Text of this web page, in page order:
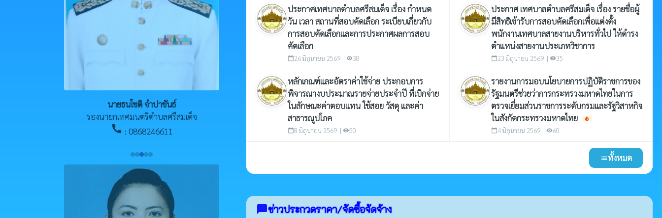
นายธนโชติ จำปาขันธ์
รองนายกเทศมนตรีตำบลศรีสมเด็จ
call : 0868246611
ประกาศเทศบาลตำบลศรีสมเด็จ เรื่อง กำหนด
วัน เวลา สถานที่สอบคัดเลือก ระเบียบเกี่ยวกับ
การสอบคัดเลือกและการประกาศผลการสอบ
คัดเลือก
calendar_today26 มิถุนายน 2569 | visibility38
ประกาศ เทศบาลตำบลศรีสมเด็จ เรื่อง รายชื่อผู้
มีสิทธิเข้ารับการสอบคัดเลือกเพื่อแต่งตั้ง
พนักงานเทศบาลสายงานบริหารทั่วไป ให้ดำรง
ตำแหน่งสายงานประเภทวิชาการ
calendar_today23 มิถุนายน 2569 | visibility35
หลักเกณฑ์และอัตราค่าใช้จ่าย ประกอบการ
พิจารณางบประมาณรายจ่ายประจำปี ที่เบิกจ่าย
ในลักษณะค่าตอบแทน ใช้สอย วัสดุ และค่า
สาธารณูปโภค
calendar_today8 มิถุนายน 2569 | visibility50
รายงานการมอบนโยบายการปฏิบัติราชการของ
รัฐมนตรีช่วยว่าการกระทรวงมหาดไทยในการ
ตรวจเยี่ยมส่วนราชการระดับกรมและรัฐวิสาหกิจ
ในสังกัดกระทรวงมหาดไทย
local_fire_department
calendar_today4 มิถุนายน 2569 | visibility60
listทั้งหมด
chat_bubbleข่าวประกวดราคา/จัดซื้อจัดจ้าง